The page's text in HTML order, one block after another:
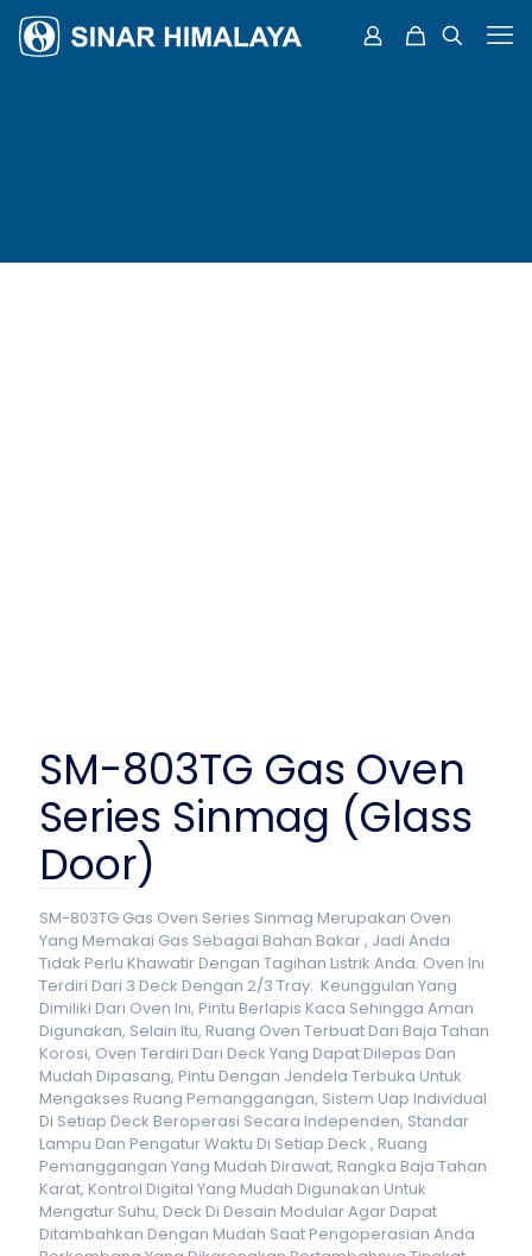
SM-803TG Gas Oven
Series Sinmag (Glass
Door)
SM-803TG Gas Oven Series Sinmag Merupakan Oven
Yang Memakai Gas Sebagai Bahan Bakar , Jadi Anda
Tidak Perlu Khawatir Dengan Tagihan Listrik Anda. Oven Ini
Terdiri Dari 3 Deck Dengan 2/3 Tray. Keunggulan Yang
Dimiliki Dari Oven Ini, Pintu Berlapis Kaca Sehingga Aman
Digunakan, Selain Itu, Ruang Oven Terbuat Dari Baja Tahan
Korosi, Oven Terdiri Dari Deck Yang Dapat Dilepas Dan
Mudah Dipasang, Pintu Dengan Jendela Terbuka Untuk
Mengakses Ruang Pemanggangan, Sistem Uap Individual
Di Setiap Deck Beroperasi Secara Independen, Standar
Lampu Dan Pengatur Waktu Di Setiap Deck , Ruang
Pemanggangan Yang Mudah Dirawat, Rangka Baja Tahan
Karat, Kontrol Digital Yang Mudah Digunakan Untuk
Mengatur Suhu, Deck Di Desain Modular Agar Dapat
Ditambahkan Dengan Mudah Saat Pengoperasian Anda